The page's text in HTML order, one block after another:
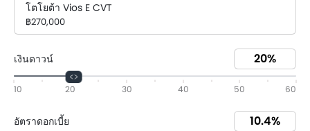
โตโยต้า Vios E CVT
฿270,000
เงินดาวน์
10 20 30 40 50 60
อัตราดอกเบี้ย